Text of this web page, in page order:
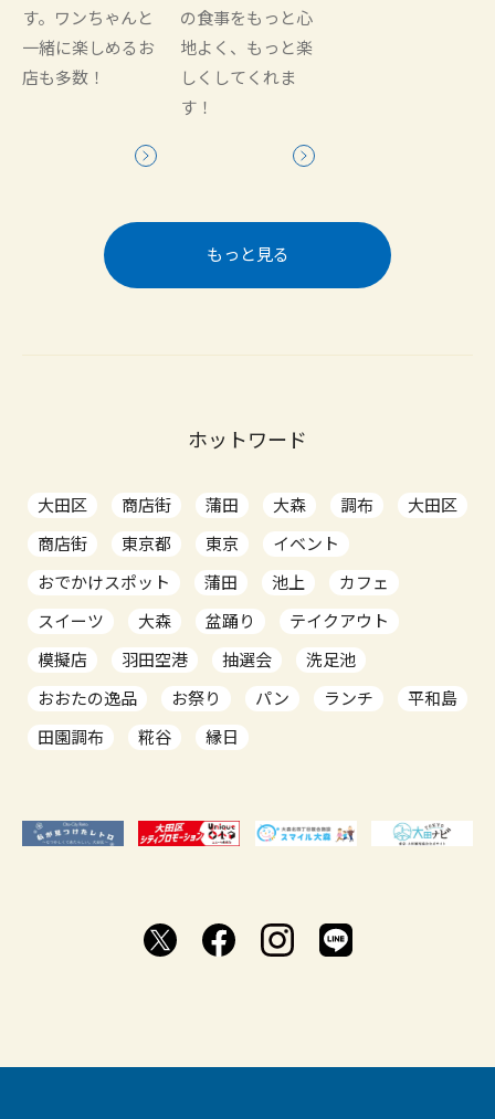
す。ワンちゃんと
一緒に楽しめるお
店も多数！
の食事をもっと心
地よく、もっと楽
しくしてくれま
す！
もっと見る
ホットワード
大田区 商店街 蒲田 大森 調布
大田区
商店街
東京都 東京
イベント
おでかけスポット
蒲田 池上
カフェ
スイーツ
大森 盆踊り
テイクアウト
模擬店
羽田空港 抽選会
洗足池
おおたの逸品
お祭り パン ランチ
平和島
田園調布
糀谷 縁日